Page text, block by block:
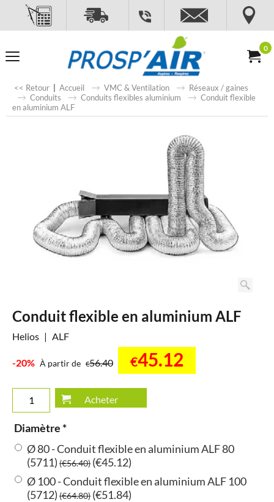
0
<< Retour | Accueil VMC & Ventilation
Réseaux / gaines
Conduits
Conduits flexibles aluminium
Conduit flexible
en aluminium ALF
Conduit flexible en aluminium ALF
Helios ALF
-20% À partir de €56.40 €45.12
Acheter
Diamètre *
Ø 80 - Conduit flexible en aluminium ALF 80
(5711) (€56.40) (€45.12)
Ø 100 - Conduit flexible en aluminium ALF 100
(5712) (€64.80) (€51.84)